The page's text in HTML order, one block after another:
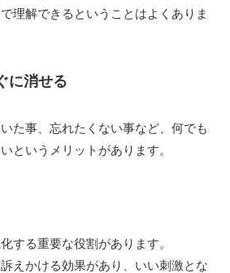
理解できるということはよくありま
に消せる
た事、忘れたくない事など、何でも
というメリットがあります。
する重要な役割があります。
えかける効果があり、いい刺激とな